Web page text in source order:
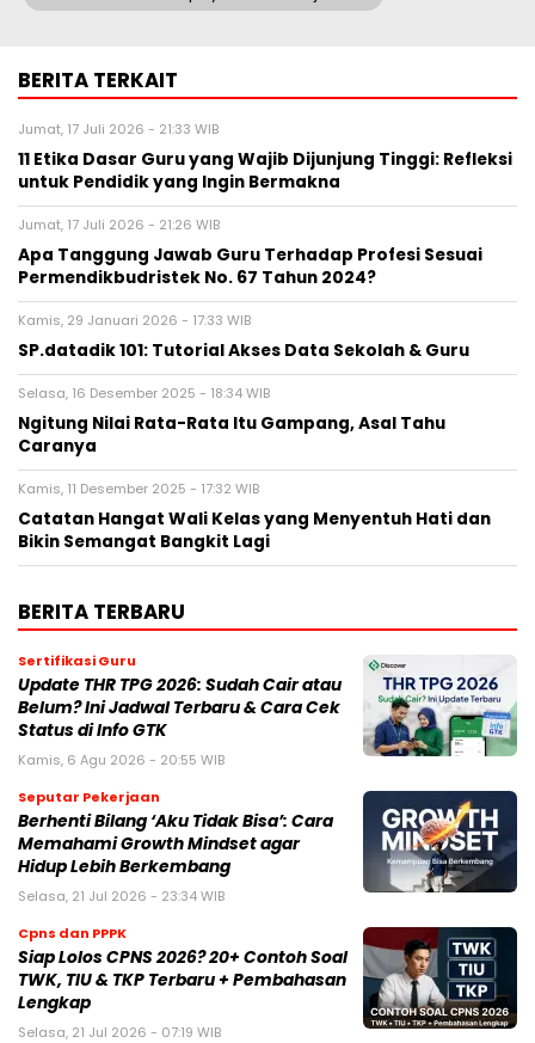
BERITA TERKAIT
Jumat, 17 Juli 2026 - 21:33 WIB
11 Etika Dasar Guru yang Wajib Dijunjung Tinggi: Refleksi
untuk Pendidik yang Ingin Bermakna
Jumat, 17 Juli 2026 - 21:26 WIB
Apa Tanggung Jawab Guru Terhadap Profesi Sesuai
Permendikbudristek No. 67 Tahun 2024?
Kamis, 29 Januari 2026 - 17:33 WIB
SP.datadik 101: Tutorial Akses Data Sekolah & Guru
Selasa, 16 Desember 2025 - 18:34 WIB
Ngitung Nilai Rata-Rata Itu Gampang, Asal Tahu
Caranya
Kamis, 11 Desember 2025 - 17:32 WIB
Catatan Hangat Wali Kelas yang Menyentuh Hati dan
Bikin Semangat Bangkit Lagi
BERITA TERBARU
Sertifikasi Guru
Update THR TPG 2026: Sudah Cair atau
Belum? Ini Jadwal Terbaru & Cara Cek
Status di Info GTK
Kamis, 6 Agu 2026 - 20:55 WIB
Seputar Pekerjaan
Berhenti Bilang ‘Aku Tidak Bisa’: Cara
Memahami Growth Mindset agar
Hidup Lebih Berkembang
Selasa, 21 Jul 2026 - 23:34 WIB
Cpns dan PPPK
Siap Lolos CPNS 2026? 20+ Contoh Soal
TWK, TIU & TKP Terbaru + Pembahasan
Lengkap
Selasa, 21 Jul 2026 - 07:19 WIB